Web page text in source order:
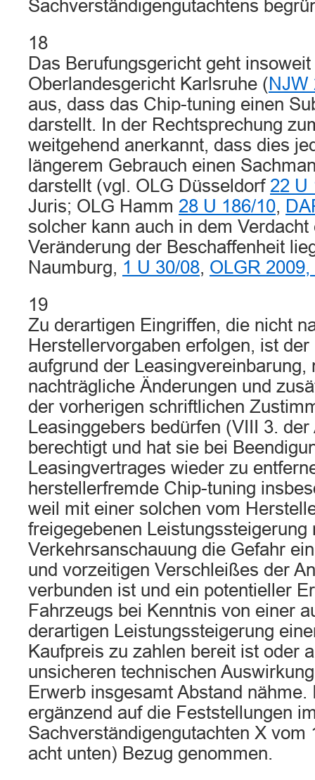
Sachverständigengutachtens
18
Das Berufungsgericht geht
Oberlandesgericht Karlsruhe (NJW
aus, dass das Chip-tuning einen
darstellt. In der Rechtsprechung
weitgehend anerkannt, dass dies
längerem Gebrauch einen
darstellt (vgl. OLG Düsseldorf 22 U
Juris; OLG Hamm 28 U 186/10,
solcher kann auch in dem
Veränderung der Beschaffenheit
Naumburg, 1 U 30/08, OLGR 2009,
19
Zu derartigen Eingriffen, die nicht
Herstellervorgaben erfolgen, ist
aufgrund der Leasingvereinbarung,
nachträgliche Änderungen und
der vorherigen schriftlichen
Leasinggebers bedürfen (VIII 3.
berechtigt und hat sie bei
Leasingvertrages wieder zu
herstellerfremde Chip-tuning
weil mit einer solchen vom
freigegebenen Leistungssteigerung
Verkehrsanschauung die Gefahr
und vorzeitigen Verschleißes der
verbunden ist und ein potentieller
Fahrzeugs bei Kenntnis von einer
derartigen Leistungssteigerung
Kaufpreis zu zahlen bereit ist oder
unsicheren technischen
Erwerb insgesamt Abstand nähme.
ergänzend auf die Feststellungen
Sachverständigengutachten X vom
acht unten) Bezug genommen.